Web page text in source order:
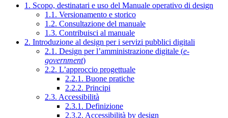
1. Scopo, destinatari e uso del Manuale operativo di design
1.1. Versionamento e storico
1.2. Consultazione del manuale
1.3. Contribuisci al manuale
2. Introduzione al design per i servizi pubblici digitali
2.1. Design per l’amministrazione digitale (e-
government)
2.2. L’approccio progettuale
2.2.1. Buone pratiche
2.2.2. Principi
2.3. Accessibilità
2.3.1. Definizione
2.3.2. Accessibilità by design